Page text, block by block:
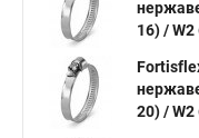
Хомут нейлоновый
Хомут червячный norma
Окпд 2 хомуты
Хомут нержавеющая
16) /
20) / W2